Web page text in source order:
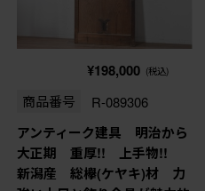
¥198,000 (税込)
商品番号 R-089306
アンティーク建具 明治から
大正期 重厚!! 上手物!!
新潟産 総欅(ケヤキ)材 力